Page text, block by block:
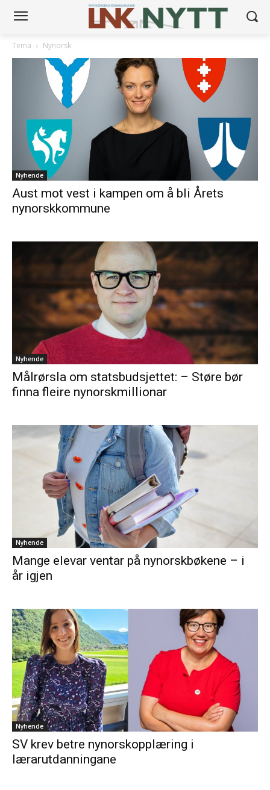
Tema Nynorsk
Nyhende
Aust mot vest i kampen om å bli Årets
nynorskkommune
Nyhende
Målrørsla om statsbudsjettet: – Støre bør
finna fleire nynorskmillionar
Nyhende
Mange elevar ventar på nynorskbøkene – i
år igjen
Nyhende
SV krev betre nynorskopplæring i
lærarutdanningane